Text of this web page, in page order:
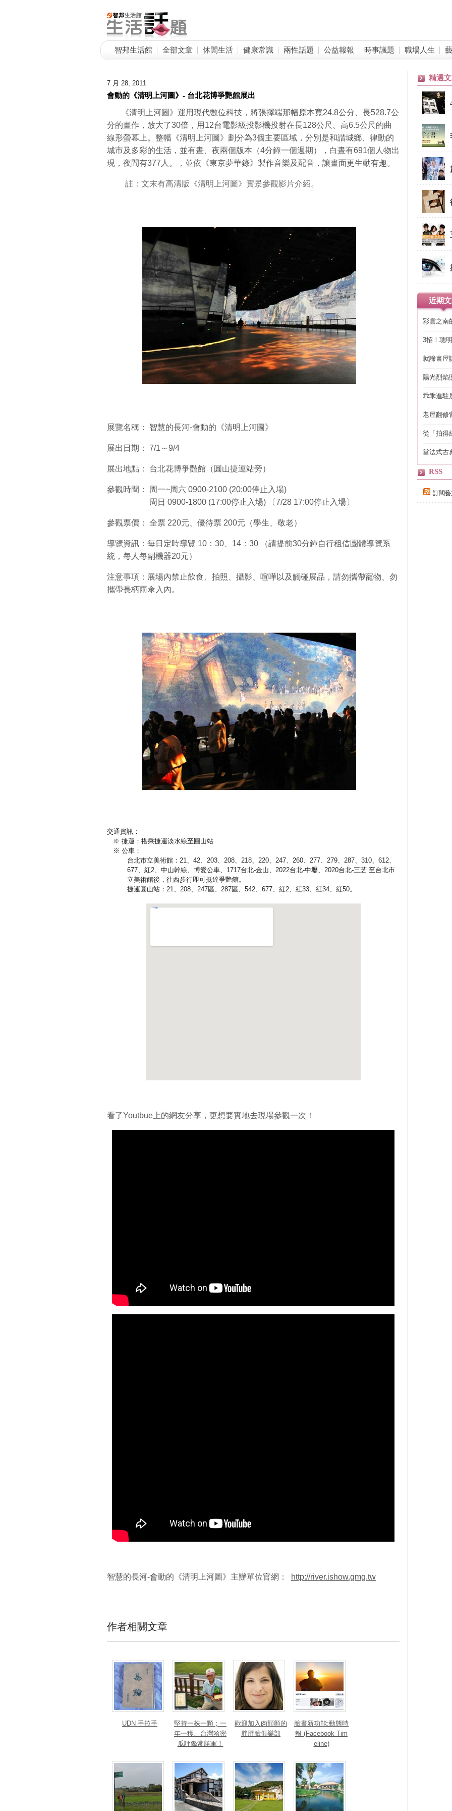
智邦生活館 全部文章 休閒生活 健康常識 兩性話題 公益報報 時事議題 職場人生
7 月 28, 2011
會動的《清明上河圖》- 台北花博爭艷館展出
《清明上河圖》運用現代數位科技，將張擇端那幅原本寬24.8公分、長528.7公
分的畫作，放大了30倍，用12台電影級投影機投射在長128公尺、高6.5公尺的曲
線形螢幕上。整幅《清明上河圖》劃分為3個主要區域，分別是和諧城鄉、律動的
城市及多彩的生活，並有晝、夜兩個版本（4分鐘一個週期），白晝有691個人物出
現，夜間有377人。，並依《東京夢華錄》製作音樂及配音，讓畫面更生動有趣。
註：文末有高清版《清明上河圖》實景參觀影片介紹。
展覽名稱： 智慧的長河-會動的《清明上河圖》
展出日期： 7/1～9/4
展出地點： 台北花博爭豔館（圓山捷運站旁）
參觀時間： 周一~周六 0900-2100 (20:00停止入場)
周日 0900-1800 (17:00停止入場) 〔7/28 17:00停止入場〕
參觀票價： 全票 220元、優待票 200元（學生、敬老）
導覽資訊：每日定時導覽 10：30、14：30 （請提前30分鐘自行租借團體導覽系
統，每人每副機器20元）
注意事項：展場內禁止飲食、拍照、攝影、喧嘩以及觸碰展品，請勿攜帶寵物、勿
攜帶長柄雨傘入內。
交通資訊：
※ 捷運：搭乘捷運淡水線至圓山站
※ 公車：
台北市立美術館：21、42、203、208、218、220、247、260、277、279、287、310、612、
677、紅2、中山幹線、博愛公車、1717台北-金山、2022台北-中壢、2020台北-三芝 至台北市
立美術館後，往西步行即可抵達爭艷館。
捷運圓山站：21、208、247區、287區、542、677、紅2、紅33、紅34、紅50。
看了Youtbue上的網友分享，更想要實地去現場參觀一次！
智慧的長河-會動的《清明上河圖》主辦單位官網： http://river.ishow.gmg.tw
作者相關文章
UDN 手拉手
堅持一株一顆；一
年一穫、台灣哈密
瓜評鑑常勝軍！
歡迎加入肉顫顫的
胖胖臉俱樂部
臉書新功能:動態時
報 (Facebook Tim
eline)
精選
近期
彩雲之南
3招！聰
就諦書屋
陽光烈焰
乖乖進駐
老屋翻修
從「拍得
當法式古
RSS
訂閱